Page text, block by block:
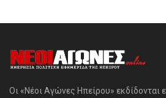
Οι «Νέοι Αγώνες Ηπείρου» εκδίδονται